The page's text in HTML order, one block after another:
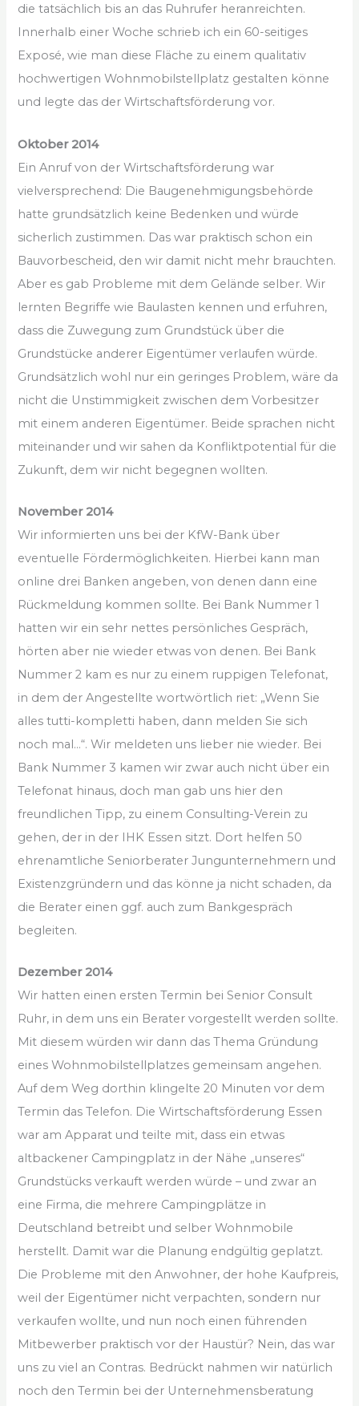
die tatsächlich bis an das Ruhrufer heranreichten.
Innerhalb einer Woche schrieb ich ein 60-seitiges
Exposé, wie man diese Fläche zu einem qualitativ
hochwertigen Wohnmobilstellplatz gestalten könne
und legte das der Wirtschaftsförderung vor.
Oktober 2014
Ein Anruf von der Wirtschaftsförderung war
vielversprechend: Die Baugenehmigungsbehörde
hatte grundsätzlich keine Bedenken und würde
sicherlich zustimmen. Das war praktisch schon ein
Bauvorbescheid, den wir damit nicht mehr brauchten.
Aber es gab Probleme mit dem Gelände selber. Wir
lernten Begriffe wie Baulasten kennen und erfuhren,
dass die Zuwegung zum Grundstück über die
Grundstücke anderer Eigentümer verlaufen würde.
Grundsätzlich wohl nur ein geringes Problem, wäre da
nicht die Unstimmigkeit zwischen dem Vorbesitzer
mit einem anderen Eigentümer. Beide sprachen nicht
miteinander und wir sahen da Konfliktpotential für die
Zukunft, dem wir nicht begegnen wollten.
November 2014
Wir informierten uns bei der KfW-Bank über
eventuelle Fördermöglichkeiten. Hierbei kann man
online drei Banken angeben, von denen dann eine
Rückmeldung kommen sollte. Bei Bank Nummer 1
hatten wir ein sehr nettes persönliches Gespräch,
hörten aber nie wieder etwas von denen. Bei Bank
Nummer 2 kam es nur zu einem ruppigen Telefonat,
in dem der Angestellte wortwörtlich riet: „Wenn Sie
alles tutti-kompletti haben, dann melden Sie sich
noch mal…“. Wir meldeten uns lieber nie wieder. Bei
Bank Nummer 3 kamen wir zwar auch nicht über ein
Telefonat hinaus, doch man gab uns hier den
freundlichen Tipp, zu einem Consulting-Verein zu
gehen, der in der IHK Essen sitzt. Dort helfen 50
ehrenamtliche Seniorberater Jungunternehmern und
Existenzgründern und das könne ja nicht schaden, da
die Berater einen ggf. auch zum Bankgespräch
begleiten.
Dezember 2014
Wir hatten einen ersten Termin bei Senior Consult
Ruhr, in dem uns ein Berater vorgestellt werden sollte.
Mit diesem würden wir dann das Thema Gründung
eines Wohnmobilstellplatzes gemeinsam angehen.
Auf dem Weg dorthin klingelte 20 Minuten vor dem
Termin das Telefon. Die Wirtschaftsförderung Essen
war am Apparat und teilte mit, dass ein etwas
altbackener Campingplatz in der Nähe „unseres“
Grundstücks verkauft werden würde – und zwar an
eine Firma, die mehrere Campingplätze in
Deutschland betreibt und selber Wohnmobile
herstellt. Damit war die Planung endgültig geplatzt.
Die Probleme mit den Anwohner, der hohe Kaufpreis,
weil der Eigentümer nicht verpachten, sondern nur
verkaufen wollte, und nun noch einen führenden
Mitbewerber praktisch vor der Haustür? Nein, das war
uns zu viel an Contras. Bedrückt nahmen wir natürlich
noch den Termin bei der Unternehmensberatung